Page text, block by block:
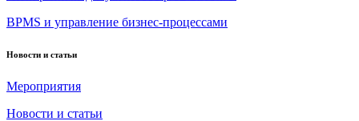
BPMS и управление бизнес-процессами
Новости и статьи
Мероприятия
Новости и статьи